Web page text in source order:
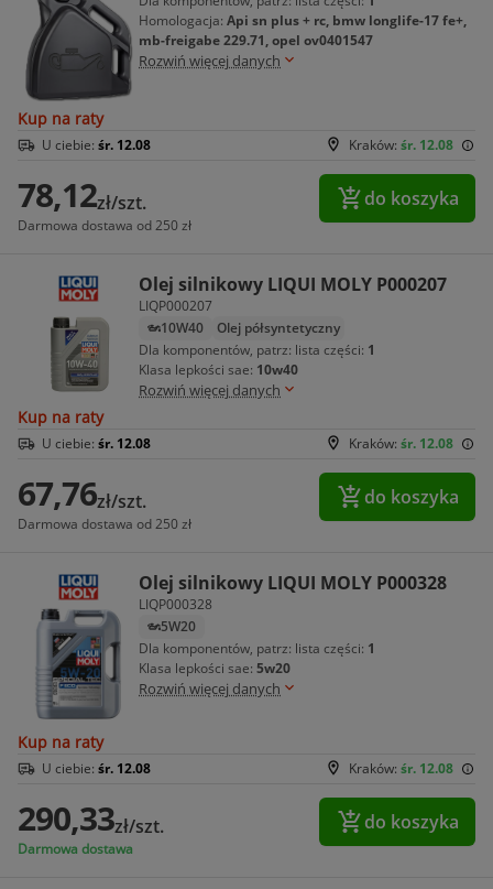
Homologacja: Api sn plus + rc, bmw longlife-17 fe+,
mb-freigabe 229.71, opel ov0401547
Rozwiń więcej danych
Kup na raty
Kraków: śr. 12.08
U ciebie: śr. 12.08
78,12zł/szt.
Darmowa dostawa od 250 zł
do koszyka
Olej silnikowy LIQUI MOLY P000207
LIQP000207
10W40
Olej półsyntetyczny
Dla komponentów, patrz: lista części: 1
Klasa lepkości sae: 10w40
Rozwiń więcej danych
Kup na raty
Kraków: śr. 12.08
U ciebie: śr. 12.08
67,76zł/szt.
Darmowa dostawa od 250 zł
do koszyka
Olej silnikowy LIQUI MOLY P000328
LIQP000328
5W20
Dla komponentów, patrz: lista części: 1
Klasa lepkości sae: 5w20
Rozwiń więcej danych
Kup na raty
Kraków: śr. 12.08
U ciebie: śr. 12.08
290,33zł/szt.
Darmowa dostawa
do koszyka